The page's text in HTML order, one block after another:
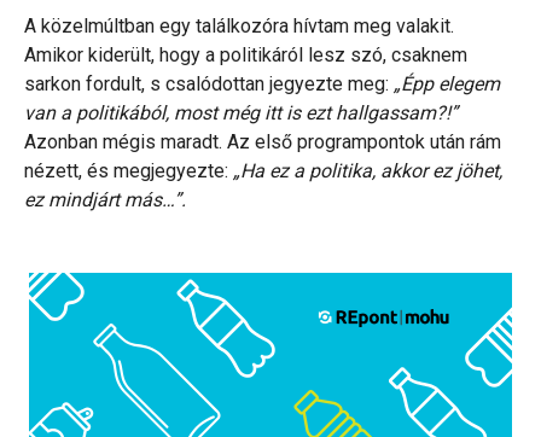
A közelmúltban egy találkozóra hívtam meg valakit.
Amikor kiderült, hogy a politikáról lesz szó, csaknem
sarkon fordult, s csalódottan jegyezte meg: „Épp elegem
van a politikából, most még itt is ezt hallgassam?!”
Azonban mégis maradt. Az első programpontok után rám
nézett, és megjegyezte: „Ha ez a politika, akkor ez jöhet,
ez mindjárt más…”.